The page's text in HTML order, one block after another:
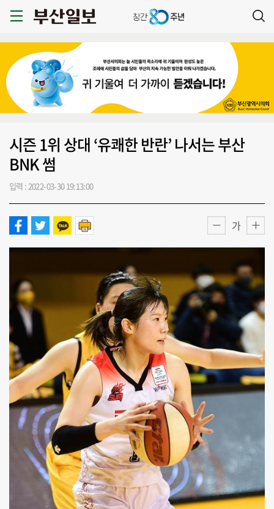
시즌 1위 상대 ‘유쾌한 반란’ 나서는 부산
BNK 썸
입력 : 2022-03-30 19:13:00
가